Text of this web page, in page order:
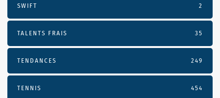
SWIFT 2
TALENTS FRAIS 35
TENDANCES 249
TENNIS 454